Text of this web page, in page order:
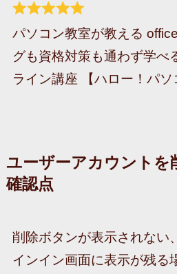
パソコン教室が教える
グも資格対策も通わず学べ
ライン講座 【ハロー！パソ
ユーザーアカウントを
確認点
削除ボタンが表示されない
インイン画面に表示が残る